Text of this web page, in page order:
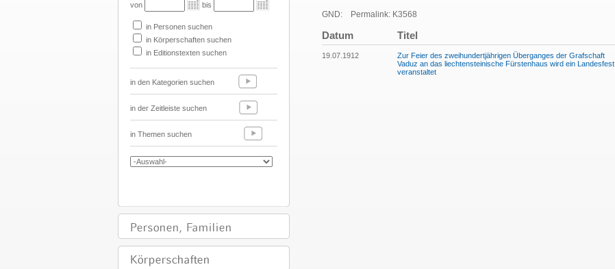
von bis
in Personen suchen
in Körperschaften suchen
in Editionstexten suchen
in den Kategorien suchen
in der Zeitleiste suchen
in Themen suchen
GND: Permalink: K3568
Datum Titel
19.07.1912
Zur Feier des zweihundertjährigen Überganges der Grafschaft
Vaduz an das liechtensteinische Fürstenhaus wird ein Landesfest
veranstaltet